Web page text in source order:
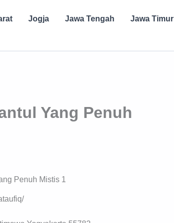
Jogja Jawa Tengah Jawa Timur
Yang Penuh